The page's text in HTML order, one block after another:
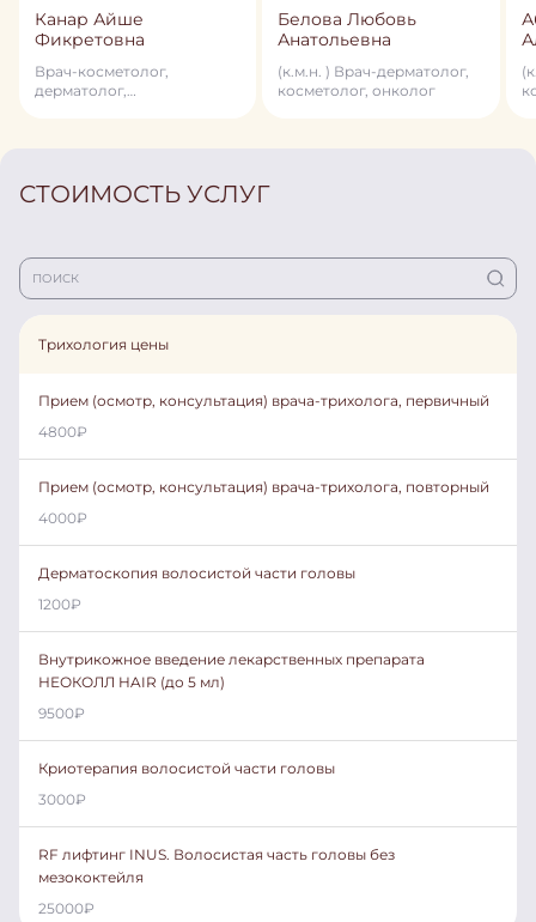
Канар Айше
Фикретовна
Врач-косметолог,
дерматолог,
Белова Любовь
Анатольевна
(к.м.н. ) Врач-дерматолог,
косметолог, онколог
СТОИМОСТЬ УСЛУГ
Трихология цены
Прием (осмотр, консультация) врача-трихолога, первичный
4800₽
Прием (осмотр, консультация) врача-трихолога, повторный
4000₽
Дерматоскопия волосистой части головы
1200₽
Внутрикожное введение лекарственных препарата
НЕОКОЛЛ HAIR (до 5 мл)
9500₽
Криотерапия волосистой части головы
3000₽
RF лифтинг INUS. Волосистая часть головы без
мезококтейля
25000₽